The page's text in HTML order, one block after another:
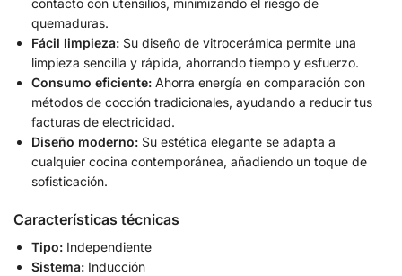
quemaduras.
Fácil limpieza: Su diseño de vitrocerámica permite una
limpieza sencilla y rápida, ahorrando tiempo y esfuerzo.
Consumo eficiente: Ahorra energía en comparación con
métodos de cocción tradicionales, ayudando a reducir tus
facturas de electricidad.
Diseño moderno: Su estética elegante se adapta a
cualquier cocina contemporánea, añadiendo un toque de
sofisticación.
Características técnicas
Tipo: Independiente
Sistema: Inducción